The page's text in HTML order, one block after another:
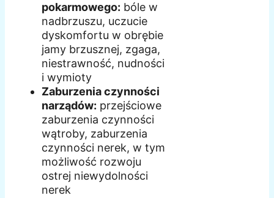
pokarmowego: bóle w
nadbrzuszu, uczucie
dyskomfortu w obrębie
jamy brzusznej, zgaga,
niestrawność, nudności
i wymioty
Zaburzenia czynności
narządów: przejściowe
zaburzenia czynności
wątroby, zaburzenia
czynności nerek, w tym
możliwość rozwoju
ostrej niewydolności
nerek